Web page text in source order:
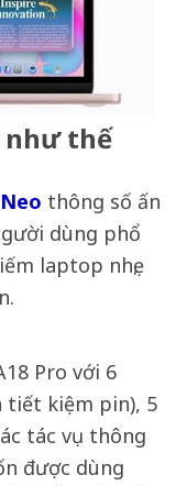
như thế
thông số ấn
dùng phổ
laptop nhẹ,
Pro với 6
tiết kiệm pin), 5
tác vụ thông
được dùng